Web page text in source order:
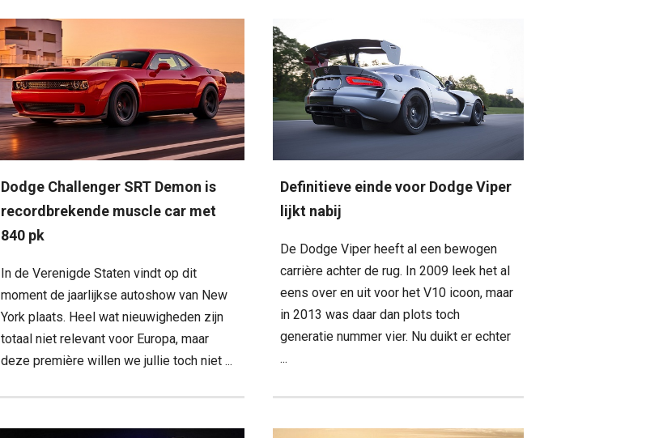
Dodge Challenger SRT Demon is
recordbrekende muscle car met
840 pk
In de Verenigde Staten vindt op dit
moment de jaarlijkse autoshow van New
York plaats. Heel wat nieuwigheden zijn
totaal niet relevant voor Europa, maar
deze première willen we jullie toch niet ...
Definitieve einde voor Dodge Viper
lijkt nabij
De Dodge Viper heeft al een bewogen
carrière achter de rug. In 2009 leek het al
eens over en uit voor het V10 icoon, maar
in 2013 was daar dan plots toch
generatie nummer vier. Nu duikt er echter
...